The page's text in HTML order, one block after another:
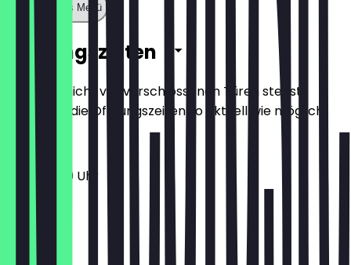
Zeige ganzes Menü
Öffnungszeiten
Damit du nicht vor verschlossenen Türen stehst,
halten wir die Öffnungszeiten so aktuell wie möglich.
11:30 - 21:00 Uhr
Montag
Dienstag